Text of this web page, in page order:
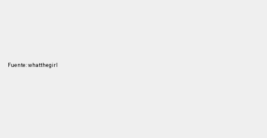
Fuente: whatthegirl